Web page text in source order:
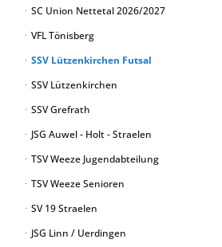
SC Union Nettetal 2026/2027
VFL Tönisberg
SSV Lützenkirchen Futsal
SSV Lützenkirchen
SSV Grefrath
JSG Auwel - Holt - Straelen
TSV Weeze Jugendabteilung
TSV Weeze Senioren
SV 19 Straelen
JSG Linn / Uerdingen